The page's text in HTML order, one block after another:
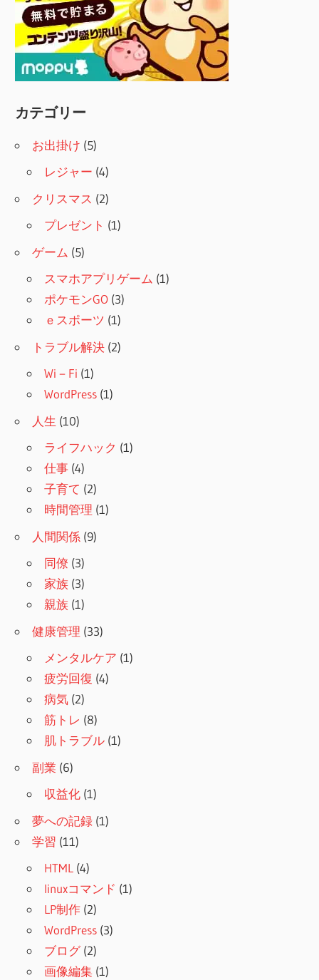
カテゴリー
お出掛け (5)
レジャー (4)
クリスマス (2)
プレゼント (1)
ゲーム (5)
スマホアプリゲーム (1)
ポケモンGO (3)
ｅスポーツ (1)
トラブル解決 (2)
Wi－Fi (1)
WordPress (1)
人生 (10)
ライフハック (1)
仕事 (4)
子育て (2)
時間管理 (1)
人間関係 (9)
同僚 (3)
家族 (3)
親族 (1)
健康管理 (33)
メンタルケア (1)
疲労回復 (4)
病気 (2)
筋トレ (8)
肌トラブル (1)
副業 (6)
収益化 (1)
夢への記録 (1)
学習 (11)
HTML (4)
linuxコマンド (1)
LP制作 (2)
WordPress (3)
ブログ(2)
画像編集 (1)